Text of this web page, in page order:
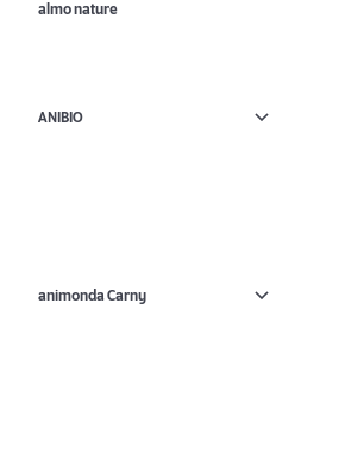
almo nature
ANIBIO
animonda Carny